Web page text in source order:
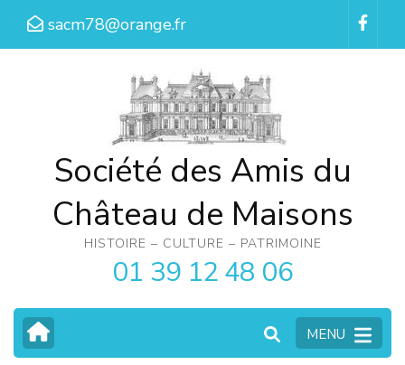
Aller
sacm78@orange.fr
Société des Amis du
Château de Maisons
HISTOIRE – CULTURE – PATRIMOINE
01 39 12 48 06
MENU